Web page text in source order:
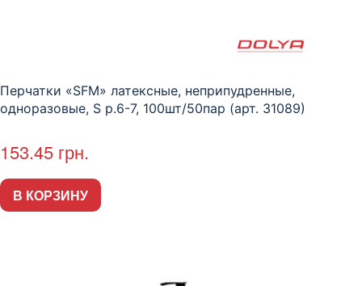
Перчатки «SFM» латексные, неприпудренные,
одноразовые, S р.6-7, 100шт/50пар (арт. 31089)
153.45 грн.
В КОРЗИНУ